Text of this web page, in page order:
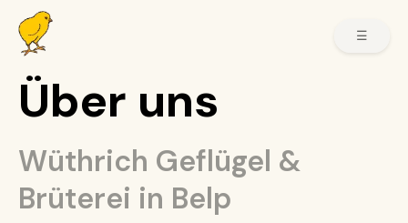
☰
Über uns
Wüthrich Geflügel &
Brüterei in Belp